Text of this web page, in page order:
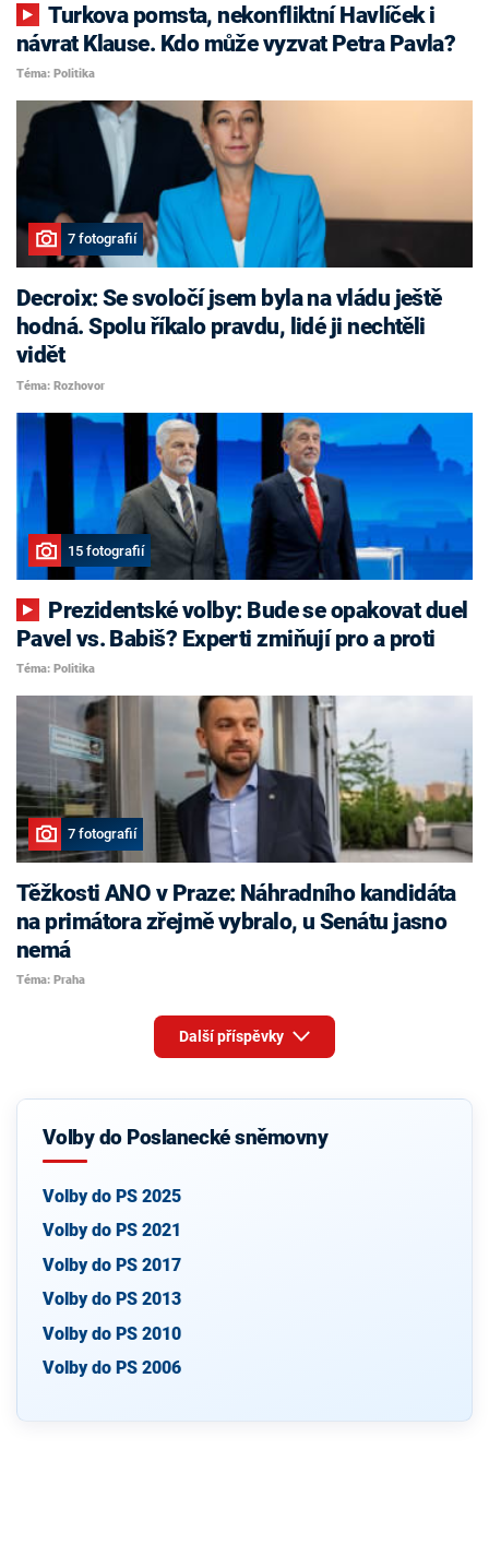
Turkova pomsta, nekonfliktní Havlíček i
návrat Klause. Kdo může vyzvat Petra Pavla?
Téma: Politika
7 fotografií
Decroix: Se svoločí jsem byla na vládu ještě
hodná. Spolu říkalo pravdu, lidé ji nechtěli
vidět
Téma: Rozhovor
15 fotografií
Pavel vs. Babiš? Experti zmiňují pro a proti
Téma: Politika
7 fotografií
Těžkosti ANO v Praze: Náhradního kandidáta
na primátora zřejmě vybralo, u Senátu jasno
nemá
Téma: Praha
Další příspěvky
Volby do Poslanecké sněmovny
Volby do PS 2025
Volby do PS 2021
Volby do PS 2017
Volby do PS 2013
Volby do PS 2010
Volby do PS 2006